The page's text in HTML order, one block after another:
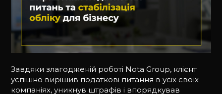
Завдяки злагодженій роботі Nota Group, клієнт
успішно вирішив податкові питання в усіх своїх
компаніях, уникнув штрафів і впорядкував